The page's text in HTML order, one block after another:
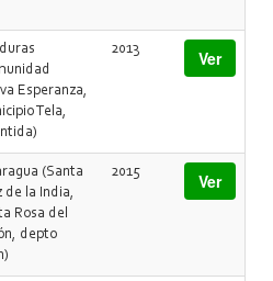
Esperanza,
Tela,
2013 Ver
(Santa
de la India,
Rosa del
depto
2015 Ver